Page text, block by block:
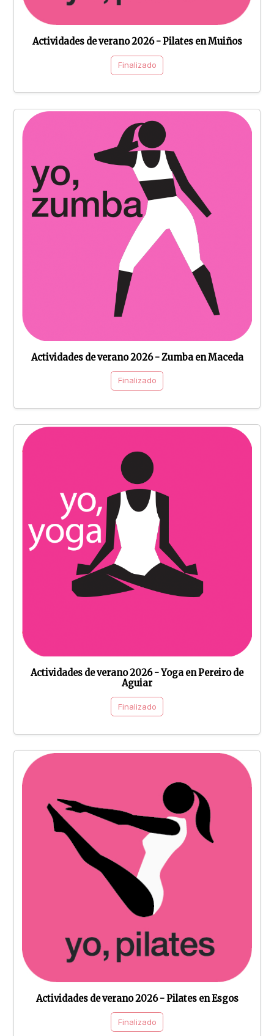
Actividades de verano 2026 - Pilates en Muiños
Finalizado
Actividades de verano 2026 - Zumba en Maceda
Finalizado
Actividades de verano 2026 - Yoga en Pereiro de
Aguiar
Finalizado
Actividades de verano 2026 - Pilates en Esgos
Finalizado